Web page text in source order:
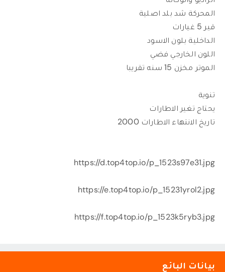
المحركة شد بلد اصلية
قير 5 غيارات
الداخلية بلون الاسود
اللون الخارجي فضي
الموتر مخزن 15 سنه تقريبا
تنوية
يحتاج تغير الاطارات
تاريخ الانتهاء الاطارات 2000
https://d.top4top.io/p_1523s97e31.jpg
https://e.top4top.io/p_15231yrol2.jpg
https://f.top4top.io/p_1523k5ryb3.jpg
بيانات البائع